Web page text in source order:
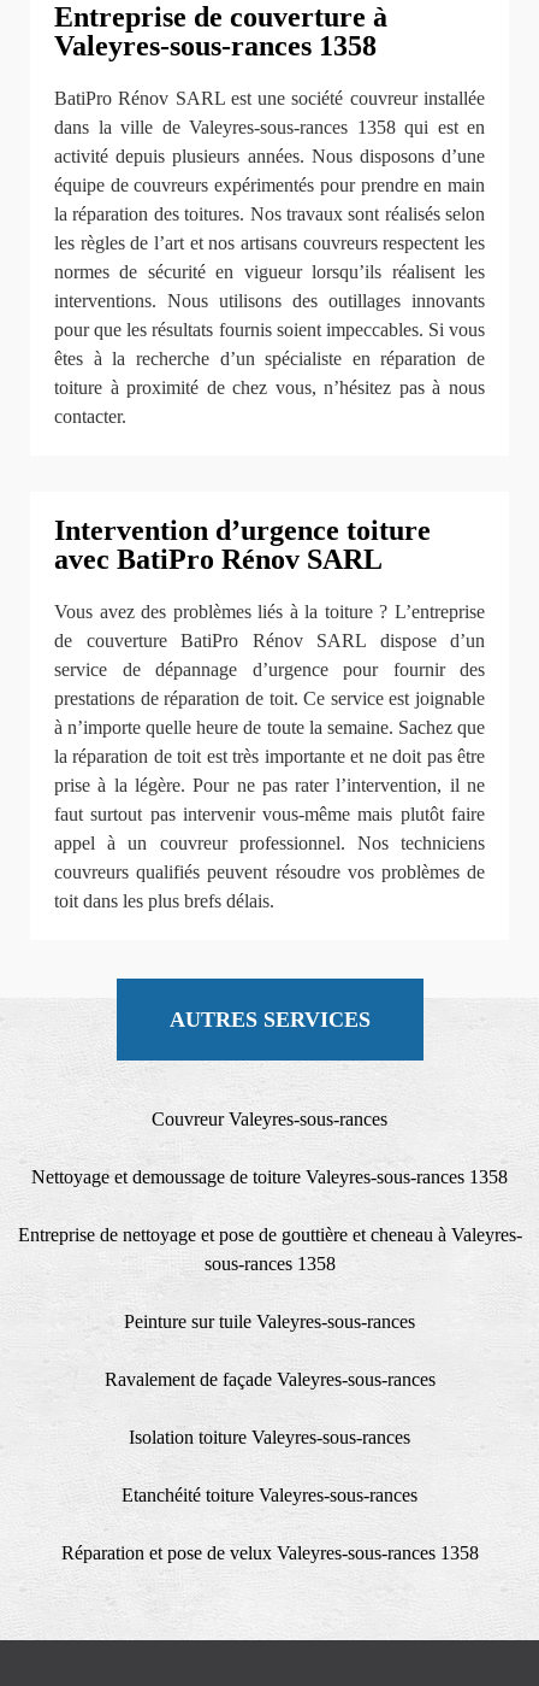
Entreprise de couverture à
Valeyres-sous-rances 1358
BatiPro Rénov SARL est une société couvreur installée
dans la ville de Valeyres-sous-rances 1358 qui est en
activité depuis plusieurs années. Nous disposons d’une
équipe de couvreurs expérimentés pour prendre en main
la réparation des toitures. Nos travaux sont réalisés selon
les règles de l’art et nos artisans couvreurs respectent les
normes de sécurité en vigueur lorsqu’ils réalisent les
interventions. Nous utilisons des outillages innovants
pour que les résultats fournis soient impeccables. Si vous
êtes à la recherche d’un spécialiste en réparation de
toiture à proximité de chez vous, n’hésitez pas à nous
contacter.
Intervention d’urgence toiture
avec BatiPro Rénov SARL
Vous avez des problèmes liés à la toiture ? L’entreprise
de couverture BatiPro Rénov SARL dispose d’un
service de dépannage d’urgence pour fournir des
prestations de réparation de toit. Ce service est joignable
à n’importe quelle heure de toute la semaine. Sachez que
la réparation de toit est très importante et ne doit pas être
prise à la légère. Pour ne pas rater l’intervention, il ne
faut surtout pas intervenir vous-même mais plutôt faire
appel à un couvreur professionnel. Nos techniciens
couvreurs qualifiés peuvent résoudre vos problèmes de
toit dans les plus brefs délais.
AUTRES SERVICES
Couvreur Valeyres-sous-rances
Nettoyage et demoussage de toiture Valeyres-sous-rances 1358
Entreprise de nettoyage et pose de gouttière et cheneau à Valeyres-
sous-rances 1358
Peinture sur tuile Valeyres-sous-rances
Ravalement de façade Valeyres-sous-rances
Isolation toiture Valeyres-sous-rances
Etanchéité toiture Valeyres-sous-rances
Réparation et pose de velux Valeyres-sous-rances 1358